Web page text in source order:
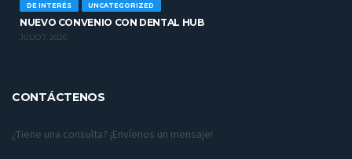
DE INTERÉS UNCATEGORIZED
NUEVO CONVENIO CON DENTAL HUB
JULIO 7, 2026
CONTÁCTENOS
¿Tiene una consulta? ¡Envíenos un mensaje!